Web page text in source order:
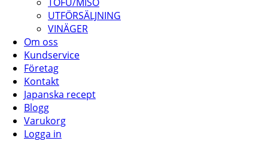
UTFÖRSÄLJNING
VINÄGER
Om oss
Kundservice
Företag
Kontakt
Japanska recept
Blogg
Varukorg
Logga in